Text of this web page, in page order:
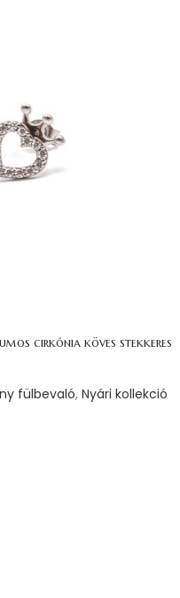
cirkónia köves stekkeres
fülbevaló, Nyári kollekció